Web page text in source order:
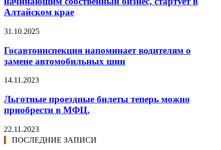
Алтайском крае
31.10.2025
Госавтоинспекция напоминает водителям о
замене автомобильных шин
14.11.2023
Льготные проездные билеты теперь можно
приобрести в МФЦ.
22.11.2023
ПОСЛЕДНИЕ ЗАПИСИ